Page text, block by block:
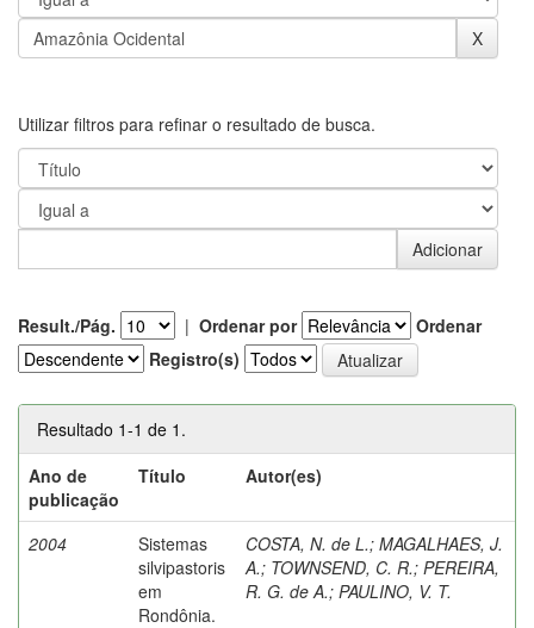
Utilizar filtros para refinar o resultado de busca.
Result./Pág. | Ordenar por
Ordenar
Registro(s)
Resultado 1-1 de 1.
Ano de
publicação
Título Autor(es)
2004
Sistemas
silvipastoris
em
Rondônia.
COSTA, N. de L.; MAGALHAES, J.
A.; TOWNSEND, C. R.; PEREIRA,
R. G. de A.; PAULINO, V. T.